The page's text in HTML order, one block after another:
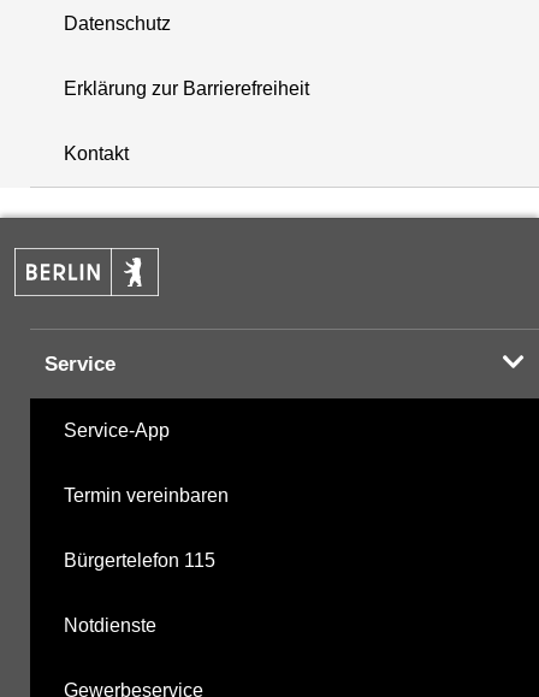
+
−
Datenschutz
Erklärung zur Barrierefreiheit
Kontakt
Service
Service-App
Termin vereinbaren
Bürgertelefon 115
Notdienste
Gewerbeservice